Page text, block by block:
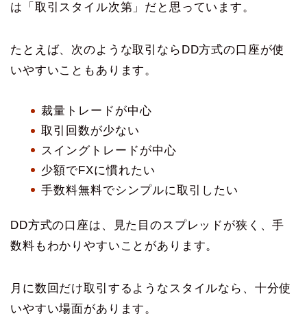
は「取引スタイル次第」だと思っています。
たとえば、次のような取引ならDD方式の口座が使
いやすいこともあります。
裁量トレードが中心
取引回数が少ない
スイングトレードが中心
少額でFXに慣れたい
手数料無料でシンプルに取引したい
DD方式の口座は、見た目のスプレッドが狭く、手
数料もわかりやすいことがあります。
月に数回だけ取引するようなスタイルなら、十分使
いやすい場面があります。